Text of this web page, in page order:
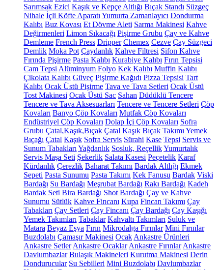
Sarımsak Ezici Kaşık ve Kepçe Altlığı Bıçak Standı Süzgeç
Nihale İçli Köfte Aparatı Yumurta Zamanlayıcı Dondurma
Kalıbı Buz Kovası Et Dövme Aleti Sarma Makinesi Kahve
Değirmenleri Limon Sıkacağı Pişirme Grubu Çay ve Kahve
Demleme French Press Dripper Chemex Cezve Çay Süzgeci
Demlik Moka Pot Çaydanlık Kahve Filtresi Sifon Kahve
Fırında Pişirme Pasta Kalıbı Kurabiye Kalıbı Fırın Tepsisi
Cam Tepsi Alüminyum Folyo Kek Kalıbı Muffin Kalıbı
Çikolata Kalıbı Güveç Pişirme Kağıdı Pizza Tepsisi Tart
Kalıbı Ocak Üstü Pişirme Tava ve Tava Setleri Ocak Üstü
Tost Makinesi Ocak Üstü Sac Sahan Düdüklü Tencere
Tencere ve Tava Aksesuarları Tencere ve Tencere Setleri Çöp
Kovaları Banyo Çöp Kovaları Mutfak Çöp Kovaları
Endüstriyel Çöp Kovaları Dolap İçi Çöp Kovaları Sofra
Grubu Çatal,Kaşık,Bıçak Çatal Kaşık Bıçak Takımı Yemek
Bıçağı Çatal Kaşık Sofra Servis Sürahi Kase Tepsi Servis ve
Sunum Tabakları Yağdanlık Sosluk, ReçellikYumurtalık
Servis Maşa Seti Şekerlik Salata Kasesi Peçetelik Karaf
Kürdanlık Çerezlik Baharat Takımı Bardak Altlığı Ekmek
Sepeti Pasta Sunumu Pasta Takımı Kek Fanusu Bardak Viski
Bardağı Su Bardağı Meşrubat Bardağı Rakı Bardağı Kadeh
Bardak Seti Bira Bardağı Shot Bardağı Çay ve Kahve
Sunumu Sütlük Kahve Fincanı Kupa Fincan Takımı Çay
Tabakları Çay Setleri Çay Fincanı Çay Bardağı Çay Kaşığı
Yemek Takımları Tabaklar Kahvaltı Takımları Suluk ve
Matara Beyaz Eşya Fırın Mikrodalga Fırınlar Mini Fırınlar
Buzdolabı Çamaşır Makinesi Ocak Ankastre Ürünleri
Ankastre Setler Ankastre Ocaklar Ankastre Fırınlar Ankastre
Davlumbazlar Bulaşık Makineleri Kurutma Makinesi Derin
Dondurucular Su Sebilleri Mini Buzdolabı Davlumbazlar